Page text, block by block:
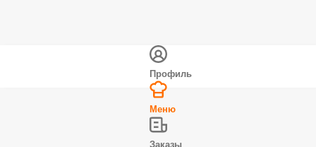
Профиль
Меню
Заказы